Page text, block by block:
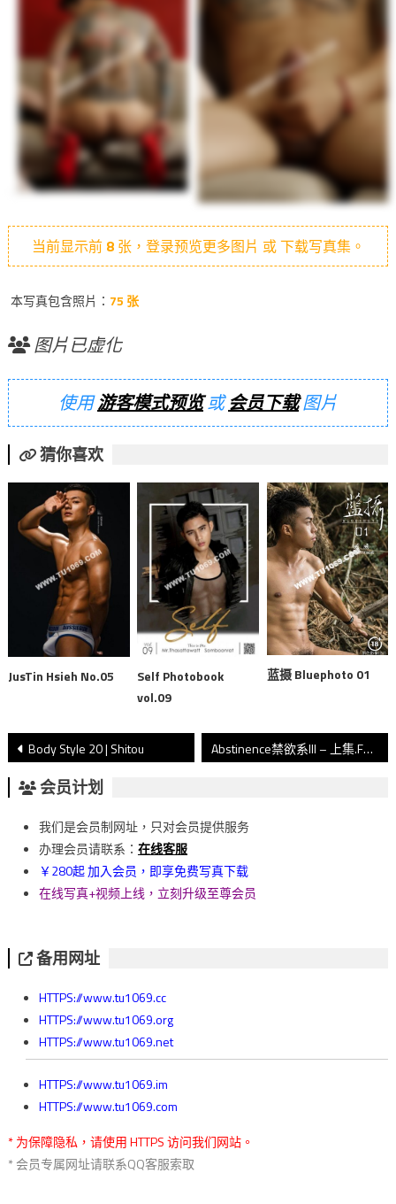
当前显示前 8张，登录预览更多图片 或 下载写真集。
本写真包含照片： 75 张
图片已虚化
使用游客模式预览或会员下载图片
猜你喜欢
JusTin Hsieh No.05
Self Photobook
vol.09
蓝摄 Bluephoto 01
文
章
導
覽
Body Style 20 | Shitou Abstinence禁欲系III – 上集.FAN
会员计划
我们是会员制网址，只对会员提供服务
办理会员请联系： 在线客服
￥280起 加入会员，即享免费写真下载
在线写真+视频上线，立刻升级至尊会员
备用网址
HTTPS://www.tu1069.cc
HTTPS://www.tu1069.org
HTTPS://www.tu1069.net
HTTPS://www.tu1069.im
HTTPS://www.tu1069.com
* 为保障隐私，请使用 HTTPS 访问我们网站。
* 会员专属网址请联系QQ客服索取